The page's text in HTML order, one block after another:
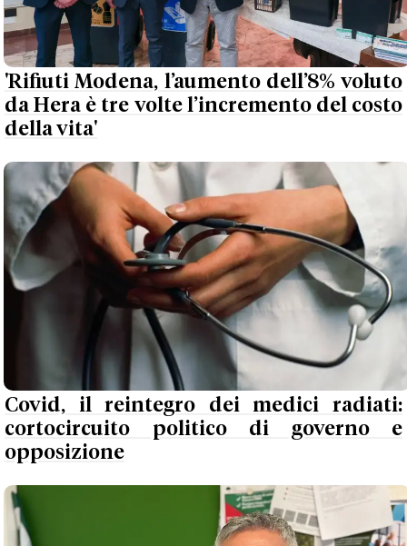
'Rifiuti Modena, l’aumento dell’8% voluto
da Hera è tre volte l’incremento del costo
della vita'
Covid, il reintegro dei medici radiati:
cortocircuito politico di governo e
opposizione